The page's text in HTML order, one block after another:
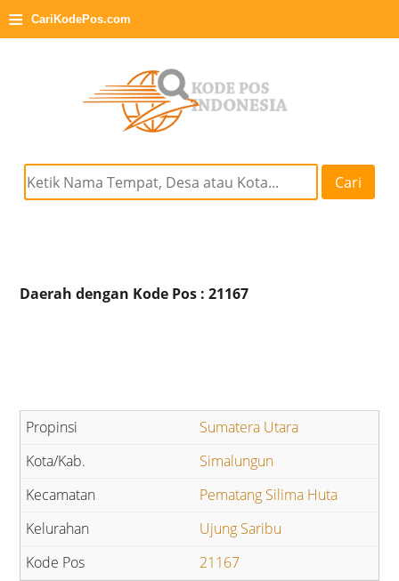
≡ CariKodePos.com
Cari
Daerah dengan Kode Pos : 21167
Sumatera Utara
Simalungun
Pematang Silima Huta
Ujung Saribu
21167